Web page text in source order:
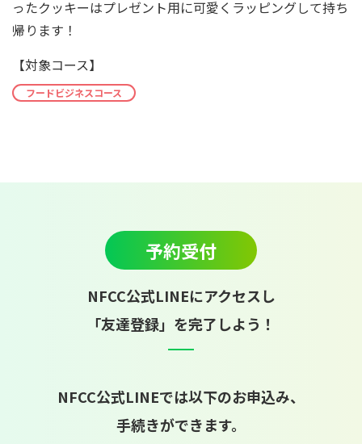
ったクッキーはプレゼント用に可愛くラッピングして持ち
帰ります！
【対象コース】
フードビジネスコース
予約受付
NFCC公式LINEにアクセスし
「友達登録」を完了しよう！
NFCC公式LINEでは以下のお申込み、
手続きができます。